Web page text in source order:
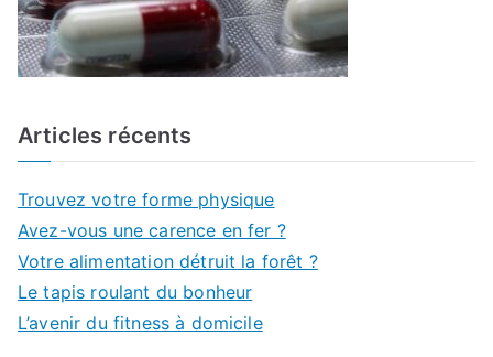
Articles récents
Trouvez votre forme physique
Avez-vous une carence en fer ?
Votre alimentation détruit la forêt ?
Le tapis roulant du bonheur
L’avenir du fitness à domicile